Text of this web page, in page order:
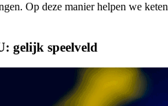
Op deze manier helpen we
gelijk speelveld